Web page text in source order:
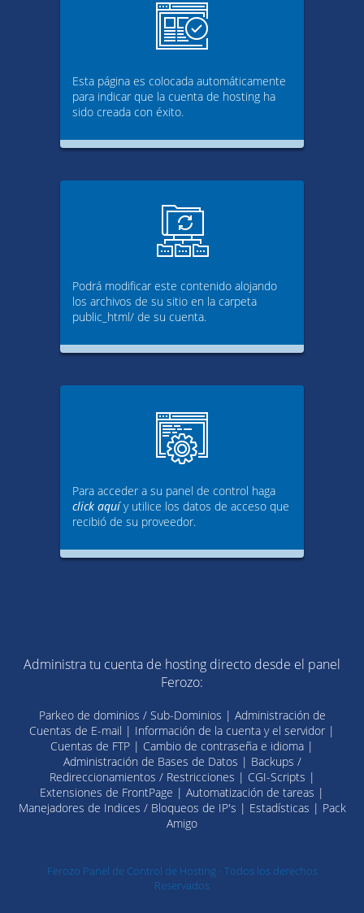
Esta página es colocada automáticamente
para indicar que la cuenta de hosting ha
sido creada con éxito.
Podrá modificar este contenido alojando
los archivos de su sitio en la carpeta
public_html/ de su cuenta.
Para acceder a su panel de control haga
click aquíy utilice los datos de acceso que
recibió de su proveedor.
Administra tu cuenta de hosting directo desde el panel
Ferozo:
Parkeo de dominios / Sub-Dominios | Administración de
Cuentas de E-mail | Información de la cuenta y el servidor |
Cuentas de FTP | Cambio de contraseña e idioma |
Administración de Bases de Datos | Backups /
Redireccionamientos / Restricciones | CGI-Scripts |
Extensiones de FrontPage | Automatización de tareas |
Manejadores de Indices / Bloqueos de IP's | Estadísticas | Pack
Amigo
Ferozo Panel de Control de Hosting - Todos los derechos
Reservados